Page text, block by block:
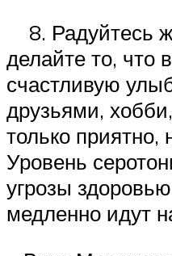
8. Радуйтесь
делайте то, что
счастливую
друзьями,
только приятно,
Уровень
угрозы
медленно идут